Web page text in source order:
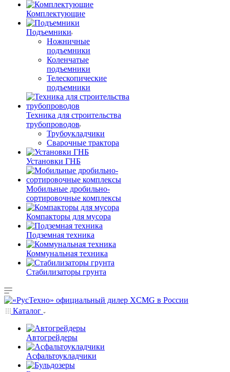
Комплектующие
Подъемники
Ножничные
подъемники
Коленчатые
подъемники
Телескопические
подъемники
Техника для строительства
трубопроводов
Трубоукладчики
Сварочные трактора
Установки ГНБ
Мобильные дробильно-
сортировочные комплексы
Компакторы для мусора
Подземная техника
Коммунальная техника
Стабилизаторы грунта
Каталог
Автогрейдеры
Асфальтоукладчики